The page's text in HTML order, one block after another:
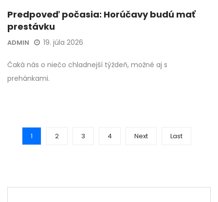
Predpoveď počasia: Horúčavy budú mať
prestávku
ADMIN 19. júla 2026
Čaká nás o niečo chladnejší týždeň, možné aj s
prehánkami.
1 2 3 4 Next Last